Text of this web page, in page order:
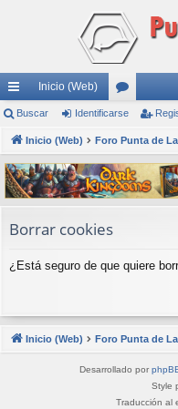
nl
ac
es
rá
pi
Inicio (Web)
or
os
Buscar Identificarse
Inicio (Web) Foro Punta de
Borrar cookies
¿Está seguro de que quiere
Inicio (Web) Foro Punta de
Desarrollado por
Style
Traducción al